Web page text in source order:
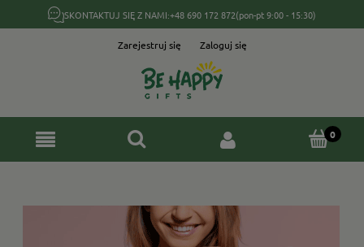
SKONTAKTUJ SIĘ Z NAMI:+48 690 172 872(pon-pt 9:00 - 15:30)
Zarejestruj się Zaloguj się